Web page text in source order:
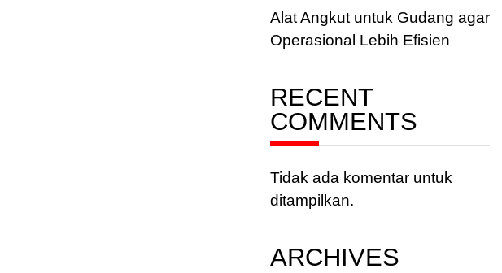
Alat Angkut untuk Gudang agar
Operasional Lebih Efisien
RECENT
COMMENTS
Tidak ada komentar untuk
ditampilkan.
ARCHIVES